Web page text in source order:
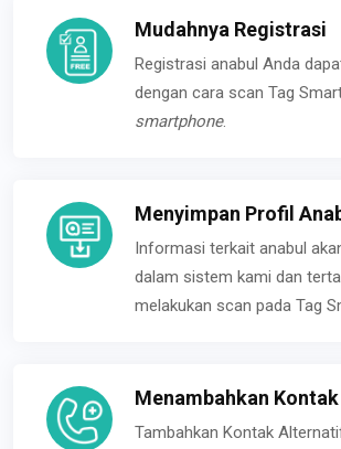
Mudahnya Registrasi
Registrasi anabul Anda
dengan cara scan Tag
smartphone.
Menyimpan Profil
Informasi terkait anabul
dalam sistem kami dan
melakukan scan pada Tag
Menambahkan
Tambahkan Kontak